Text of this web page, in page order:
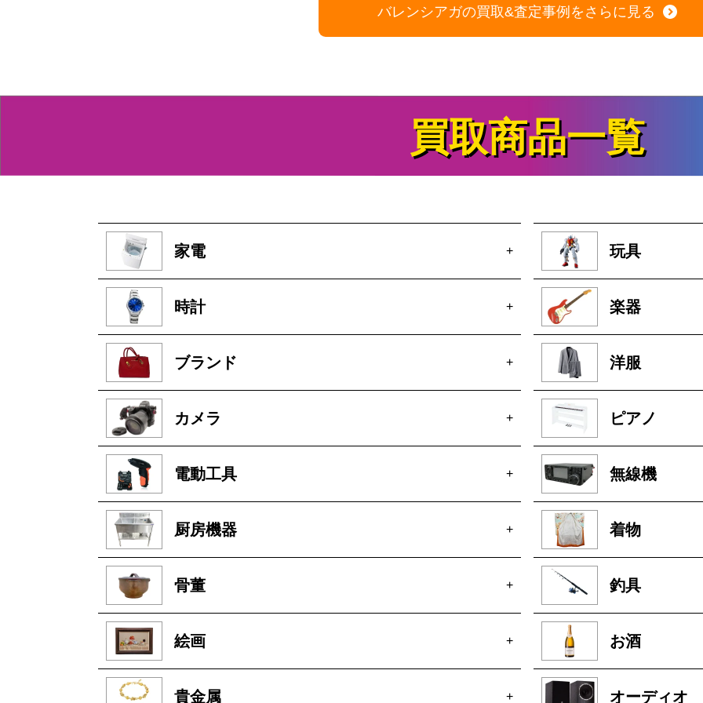
バレンシアガの買取&査定事例をさらに見る
買取商品一覧
家電 +
時計 +
ブランド +
カメラ +
電動工具 +
厨房機器 +
骨董 +
絵画 +
貴金属 +
玩具
楽器
洋服
ピアノ
無線機
着物
釣具
お酒
オーディオ